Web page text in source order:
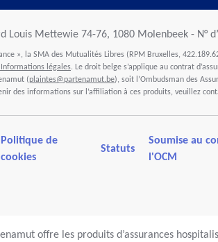
Louis Mettewie 74-76, 1080 Molenbeek - N°
», la SMA des Mutualités Libres (RPM Bruxelles,
Informations légales. Le droit belge s’applique au contrat
(plaintes@partenamut.be), soit l’Ombudsman des
des informations sur l’affiliation à ces produits, veuillez
Politique de
cookies
Statuts
Soumise au
l'OCM
offre les produits d’assurances